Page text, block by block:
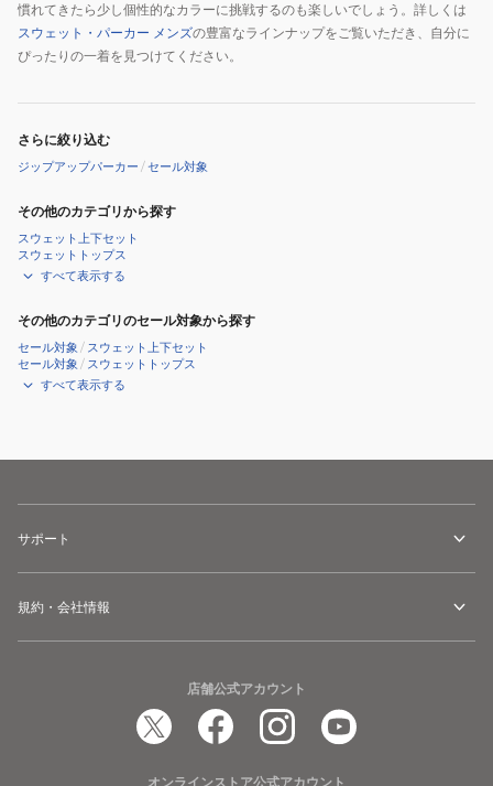
慣れてきたら少し個性的なカラーに挑戦するのも楽しいでしょう。詳しくは
スウェット・パーカー メンズの豊富なラインナップをご覧いただき、自分に
ぴったりの一着を見つけてください。
さらに絞り込む
ジップアップパーカー /セール対象
その他のカテゴリから探す
スウェット上下セット
スウェットトップス
すべて表示する
その他のカテゴリのセール対象から探す
セール対象 / スウェット上下セット
セール対象 / スウェットトップス
すべて表示する
サポート
規約・会社情報
店舗公式アカウント
オンラインストア公式アカウント